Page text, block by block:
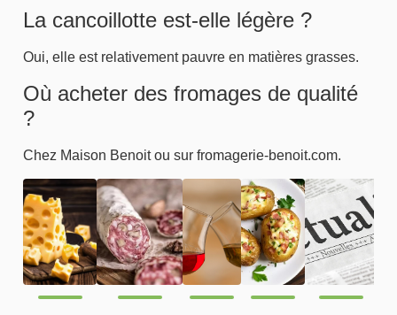
La cancoillotte est-elle légère ?
Oui, elle est relativement pauvre en matières grasses.
Où acheter des fromages de qualité
?
Chez Maison Benoit ou sur fromagerie-benoit.com.